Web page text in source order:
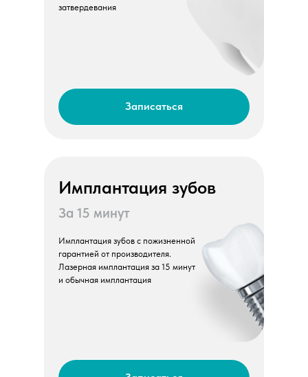
затвердевания
Записаться
Имплантация зубов
За 15 минут
Имплантация зубов с пожизненной
гарантией от производителя.
Лазерная имплантация за 15 минут
и обычная имплантация